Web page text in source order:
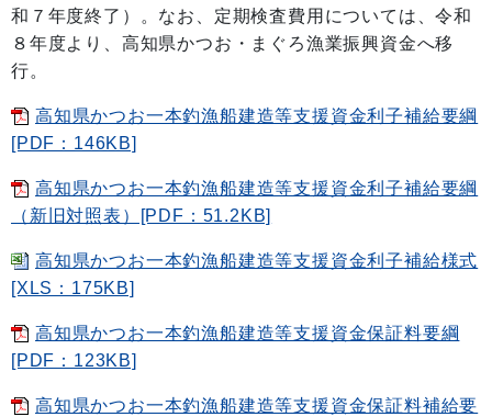
和７年度終了）。なお、定期検査費用については、令和
８年度より、高知県かつお・まぐろ漁業振興資金へ移
行。
高知県かつお一本釣漁船建造等支援資金利子補給要綱
[PDF：146KB]
高知県かつお一本釣漁船建造等支援資金利子補給要綱
（新旧対照表）[PDF：51.2KB]
高知県かつお一本釣漁船建造等支援資金利子補給様式
[XLS：175KB]
高知県かつお一本釣漁船建造等支援資金保証料要綱
[PDF：123KB]
高知県かつお一本釣漁船建造等支援資金保証料補給要